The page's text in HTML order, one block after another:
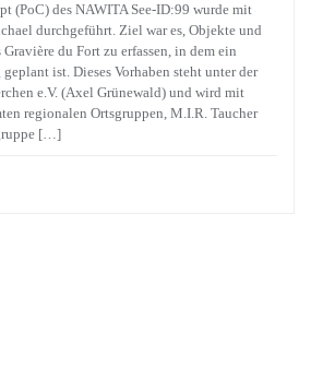
(PoC) des NAWITA See-ID:99 wurde mit
durchgeführt. Ziel war es, Objekte und
Gravière du Fort zu erfassen, in dem ein
ist. Dieses Vorhaben steht unter der
e.V. (Axel Grünewald) und wird mit
regionalen Ortsgruppen, M.I.R. Taucher
[…]